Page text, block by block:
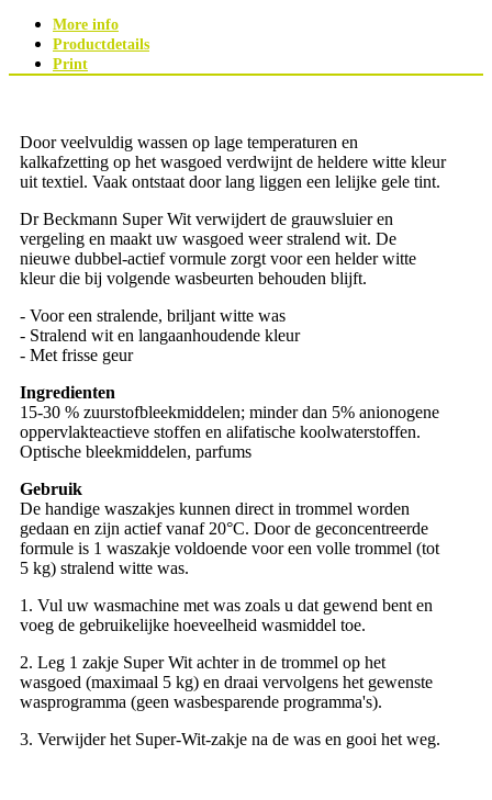
More info
Productdetails
Print
Door veelvuldig wassen op lage temperaturen en
kalkafzetting op het wasgoed verdwijnt de heldere witte kleur
uit textiel. Vaak ontstaat door lang liggen een lelijke gele tint.
Dr Beckmann Super Wit verwijdert de grauwsluier en
vergeling en maakt uw wasgoed weer stralend wit. De
nieuwe dubbel-actief vormule zorgt voor een helder witte
kleur die bij volgende wasbeurten behouden blijft.
- Voor een stralende, briljant witte was
- Stralend wit en langaanhoudende kleur
- Met frisse geur
Ingredienten
15-30 % zuurstofbleekmiddelen; minder dan 5% anionogene
oppervlakteactieve stoffen en alifatische koolwaterstoffen.
Optische bleekmiddelen, parfums
Gebruik
De handige waszakjes kunnen direct in trommel worden
gedaan en zijn actief vanaf 20°C. Door de geconcentreerde
formule is 1 waszakje voldoende voor een volle trommel (tot
5 kg) stralend witte was.
1. Vul uw wasmachine met was zoals u dat gewend bent en
voeg de gebruikelijke hoeveelheid wasmiddel toe.
2. Leg 1 zakje Super Wit achter in de trommel op het
wasgoed (maximaal 5 kg) en draai vervolgens het gewenste
wasprogramma (geen wasbesparende programma's).
3. Verwijder het Super-Wit-zakje na de was en gooi het weg.